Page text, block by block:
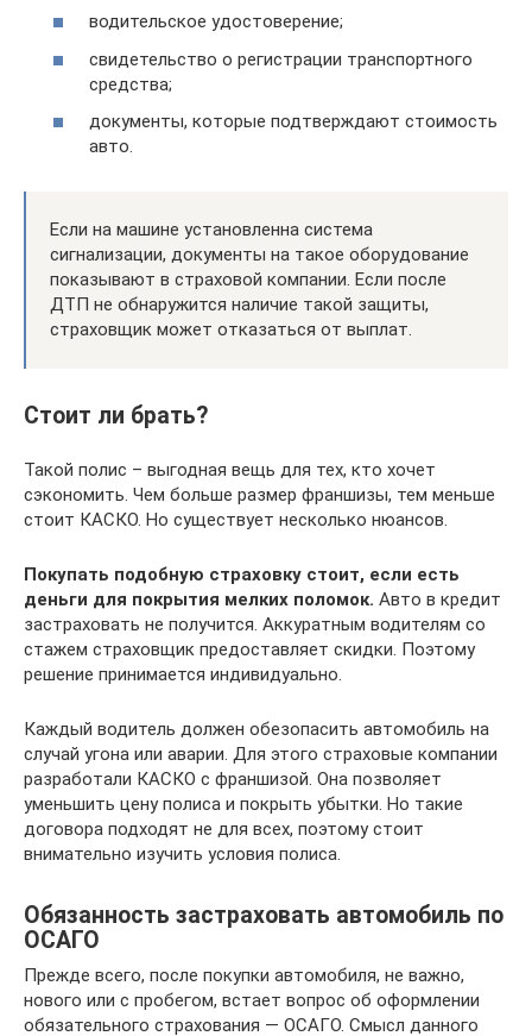
водительское удостоверение;
свидетельство о регистрации транспортного
средства;
документы, которые подтверждают стоимость
авто.
Если на машине установленна система
сигнализации, документы на такое оборудование
показывают в страховой компании. Если после
ДТП не обнаружится наличие такой защиты,
страховщик может отказаться от выплат.
Стоит ли брать?
Такой полис – выгодная вещь для тех, кто хочет
сэкономить. Чем больше размер франшизы, тем меньше
стоит КАСКО. Но существует несколько нюансов.
Покупать подобную страховку стоит, если есть
деньги для покрытия мелких поломок. Авто в кредит
застраховать не получится. Аккуратным водителям со
стажем страховщик предоставляет скидки. Поэтому
решение принимается индивидуально.
Каждый водитель должен обезопасить автомобиль на
случай угона или аварии. Для этого страховые компании
разработали КАСКО с франшизой. Она позволяет
уменьшить цену полиса и покрыть убытки. Но такие
договора подходят не для всех, поэтому стоит
внимательно изучить условия полиса.
Обязанность застраховать автомобиль по
ОСАГО
Прежде всего, после покупки автомобиля, не важно,
нового или с пробегом, встает вопрос об оформлении
обязательного страхования — ОСАГО. Смысл данного